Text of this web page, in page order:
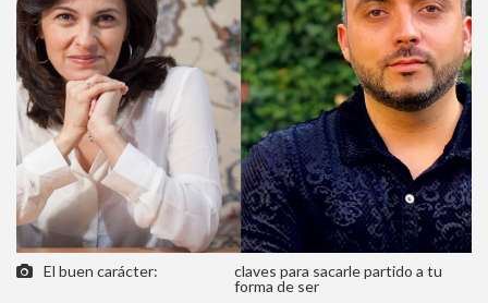
El buen carácter:
claves para sacarle partido a tu
forma de ser